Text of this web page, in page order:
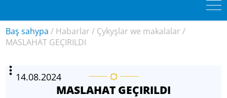
Baş sahypa / Habarlar / Çykyşlar we makalalar /
MASLAHAT GEÇIRILDI
14.08.2024
MASLAHAT GEÇIRILDI